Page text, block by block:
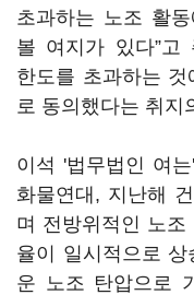
초과하는 노조 활
볼 여지가 있다”고
한도를 초과하는
로 동의했다는 취지
이석 '법무법인 여
화물연대, 지난해
며 전방위적인 노조
율이 일시적으로 상
운 노조 탄압으로